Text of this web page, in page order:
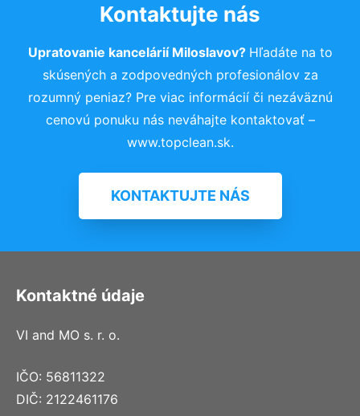
Kontaktujte nás
Upratovanie kancelárií Miloslavov? Hľadáte na to
skúsených a zodpovedných profesionálov za
rozumný peniaz? Pre viac informácií či nezáväznú
cenovú ponuku nás neváhajte kontaktovať –
www.topclean.sk.
KONTAKTUJTE NÁS
Kontaktné údaje
VI and MO s. r. o.
IČO: 56811322
DIČ: 2122461176